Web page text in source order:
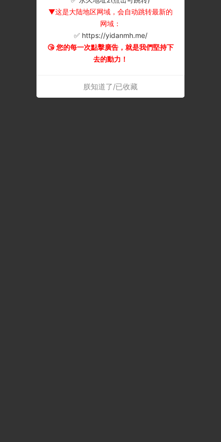
▼这是大陆地区网域，会自动跳转最新的
网域：
✅ https://yidanmh.me/
😘 您的每一次點擊廣告，就是我們堅持下
去的動力！
朕知道了/已收藏